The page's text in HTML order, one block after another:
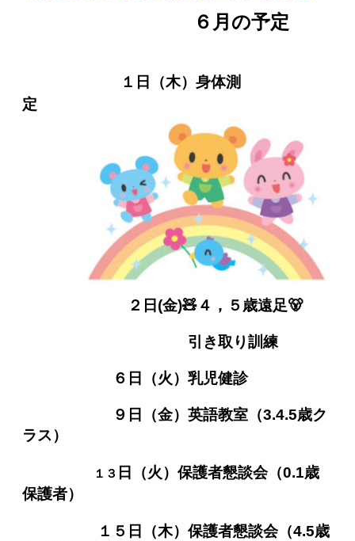
６月の予定
１日（木）身体測
定
２日(金)🧸４，５歳遠足🐻
引き取り訓練
６日（火）乳児健診
９日（金）英語教室（3.4.5歳ク
ラス）
１３ 日（火）保護者懇談会（0.1歳
保護者）
１５日（木）保護者懇談会（4.5歳